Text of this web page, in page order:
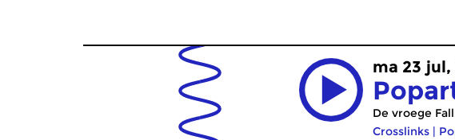
ma 23
De vroege
Crosslinks |